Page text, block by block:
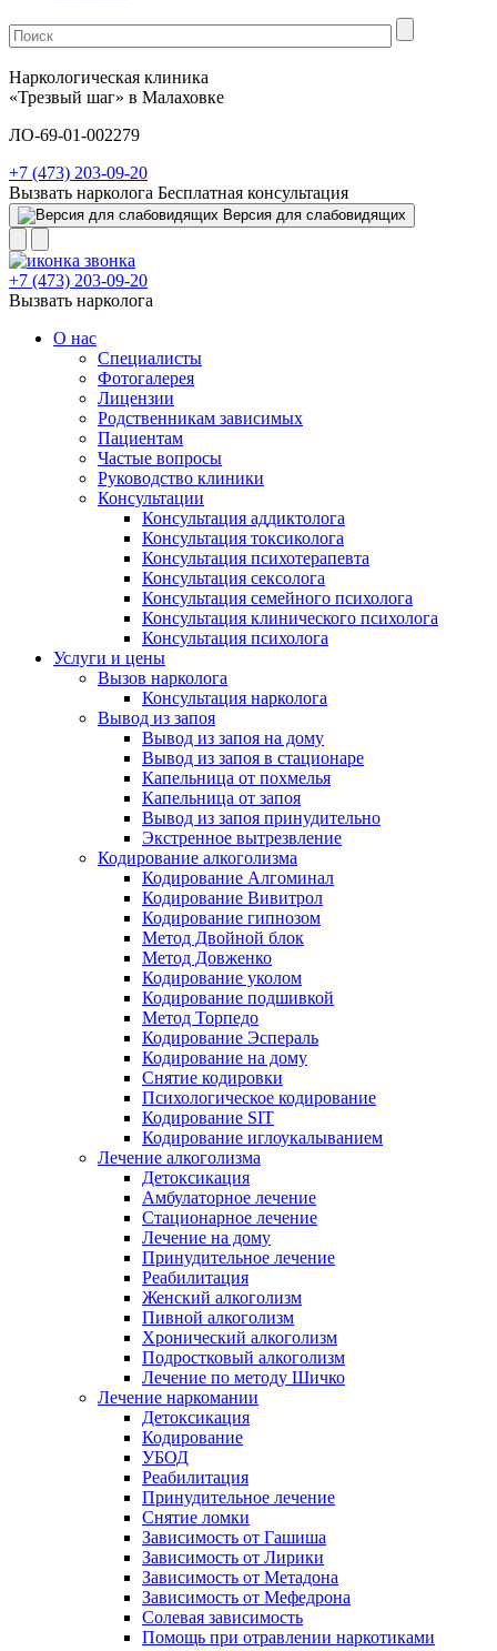
Наркологическая клиника
«Трезвый шаг» в Малаховке
ЛО-69-01-002279
+7 (473) 203-09-20
Вызвать нарколога Бесплатная консультация
Версия для слабовидящих
+7 (473) 203-09-20
Вызвать нарколога
О нас
Специалисты
Фотогалерея
Лицензии
Родственникам зависимых
Пациентам
Частые вопросы
Руководство клиники
Консультации
Консультация аддиктолога
Консультация токсиколога
Консультация психотерапевта
Консультация сексолога
Консультация семейного психолога
Консультация клинического психолога
Консультация психолога
Услуги и цены
Вызов нарколога
Консультация нарколога
Вывод из запоя
Вывод из запоя на дому
Вывод из запоя в стационаре
Капельница от похмелья
Капельница от запоя
Вывод из запоя принудительно
Экстренное вытрезвление
Кодирование алкоголизма
Кодирование Алгоминал
Кодирование Вивитрол
Кодирование гипнозом
Метод Двойной блок
Метод Довженко
Кодирование уколом
Кодирование подшивкой
Метод Торпедо
Кодирование Эспераль
Кодирование на дому
Снятие кодировки
Психологическое кодирование
Кодирование SIT
Кодирование иглоукалыванием
Лечение алкоголизма
Детоксикация
Амбулаторное лечение
Стационарное лечение
Лечение на дому
Принудительное лечение
Реабилитация
Женский алкоголизм
Пивной алкоголизм
Хронический алкоголизм
Подростковый алкоголизм
Лечение по методу Шичко
Лечение наркомании
Детоксикация
Кодирование
УБОД
Реабилитация
Принудительное лечение
Снятие ломки
Зависимость от Гашиша
Зависимость от Лирики
Зависимость от Метадона
Зависимость от Мефедрона
Солевая зависимость
Помощь при отравлении наркотиками